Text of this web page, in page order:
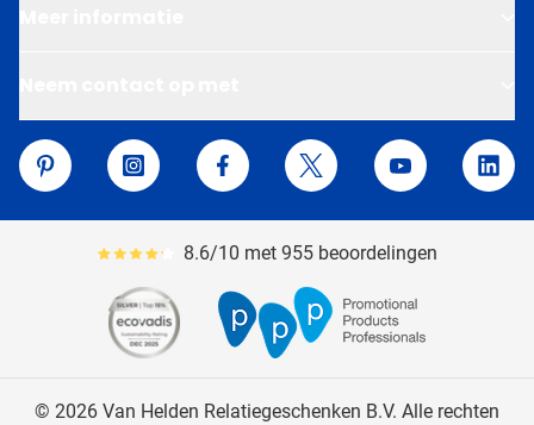
Van Helden Relatiegeschenken
Pinterest
Instagram Facebook Twitter YouTube
Gemiddeld reviewpercentage is 86
8.6/10 met 955 beoordelingen
© 2026 Van Helden Relatiegeschenken B.V. Alle rechten